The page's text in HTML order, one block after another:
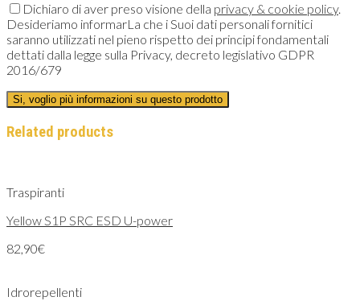
Dichiaro di aver preso visione della privacy & cookie policy.
Desideriamo informarLa che i Suoi dati personali fornitici
saranno utilizzati nel pieno rispetto dei principi fondamentali
dettati dalla legge sulla Privacy, decreto legislativo GDPR
2016/679
Related products
Traspiranti
Yellow S1P SRC ESD U-power
82,90€
Idrorepellenti